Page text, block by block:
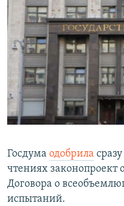
СИБИРЬ.РЕАЛИИ
РАСПИСАНИЕ ВЕЩАНИЯ
ПОДПИШИТЕСЬ НА
СОЦИАЛЬНЫЕ СЕТИ
Все сайты РСЕ/РС
Госдума одобрила
чтениях законопроект
Договора о
испытаний.